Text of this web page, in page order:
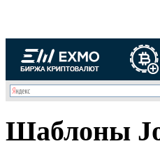
Шаблоны